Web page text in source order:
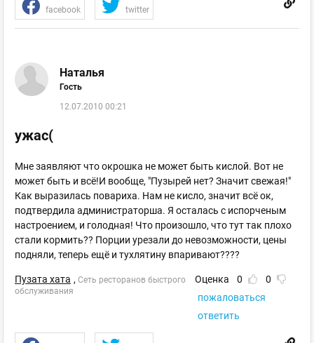
facebook twitter
Наталья
Гость
12.07.2010 00:21
ужас(
Мне заявляют что окрошка не может быть кислой. Вот не
может быть и всё!И вообще, "Пузырей нет? Значит свежая!"
Как выразилась повариха. Нам не кисло, значит всё ок,
подтвердила администраторша. Я осталась с испорченым
настроением, и голодная! Что произошло, что тут так плохо
стали кормить?? Порции урезали до невозможности, цены
подняли, теперь ещё и тухлятину впаривают????
Пузата хата , Сеть ресторанов быстрого
обслуживания
Оценка 0
0
пожаловаться
ответить